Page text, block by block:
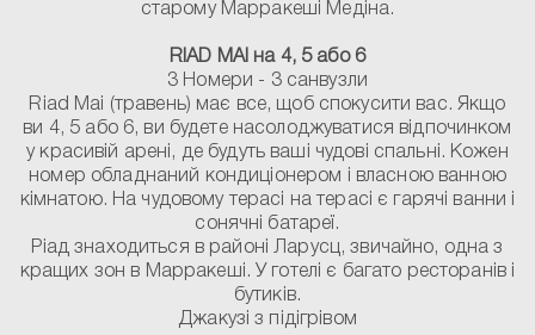
старому Марракеші Медіна.
RIAD MAI на 4, 5 або 6
3 Номери - 3 санвузли
Riad Mai (травень) має все, щоб спокусити вас. Якщо
ви 4, 5 або 6, ви будете насолоджуватися відпочинком
у красивій арені, де будуть ваші чудові спальні. Кожен
номер обладнаний кондиціонером і власною ванною
кімнатою. На чудовому терасі на терасі є гарячі ванни і
сонячні батареї.
Ріад знаходиться в районі Ларусц, звичайно, одна з
кращих зон в Марракеші. У готелі є багато ресторанів і
бутиків.
Джакузі з підігрівом